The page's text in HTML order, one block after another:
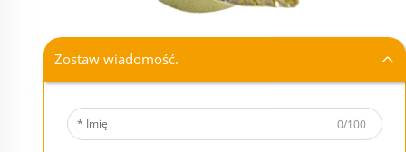
Zostaw wiadomość.
0/100